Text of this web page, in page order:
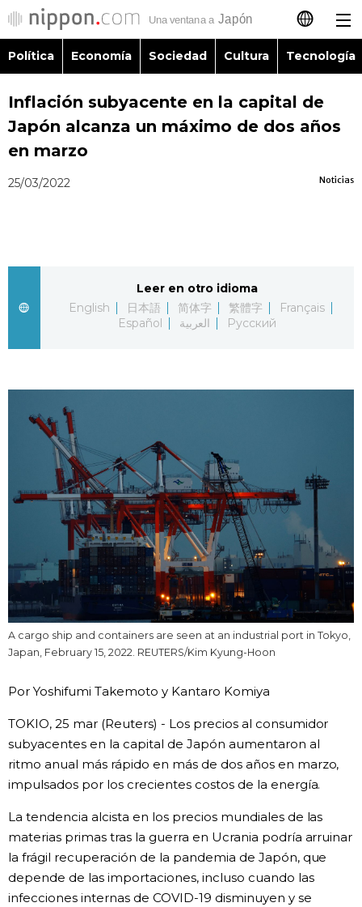
日本語
English
Русский
Política
Vida
Guía de Japón
Vídeos e imágenes
En profundidad
Más
Noticias
Datos de Japón
Gente
Avisos
official SNS
Política Economía Sociedad Cultura Tecnología
Inflación subyacente en la capital de
Japón alcanza un máximo de dos años
en marzo
Noticias
25/03/2022
Leer en otro idioma
English
日本語 简体字 繁體字
Français
Español
العربية Русский
A cargo ship and containers are seen at an industrial port in Tokyo,
Japan, February 15, 2022. REUTERS/Kim Kyung-Hoon
Por Yoshifumi Takemoto y Kantaro Komiya
TOKIO, 25 mar (Reuters) - Los precios al consumidor
subyacentes en la capital de Japón aumentaron al
ritmo anual más rápido en más de dos años en marzo,
impulsados por los crecientes costos de la energía.
La tendencia alcista en los precios mundiales de las
materias primas tras la guerra en Ucrania podría arruinar
la frágil recuperación de la pandemia de Japón, que
depende de las importaciones, incluso cuando las
infecciones internas de COVID-19 disminuyen y se